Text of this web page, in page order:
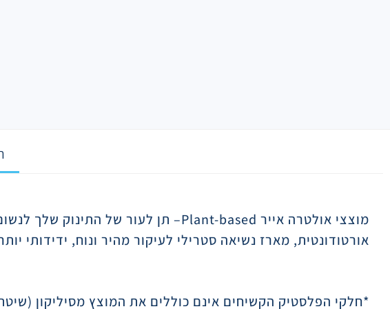
מוצצי אולטרה אייר Plant-based– תן לעור של התינוק שלך
אורטודונטית, מארז נשיאה סטרילי לעיקור מהיר ונוח, ידידותי יותר לכדור הארץ –
*חלקי הפלסטיק הקשיחים אינם כוללים את המוצץ מסיליקון